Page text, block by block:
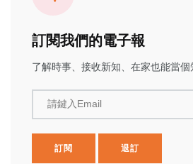
訂閱我們的電子報
了解時事、接收新知、在家也能當個
請鍵入Email
訂閱 退訂